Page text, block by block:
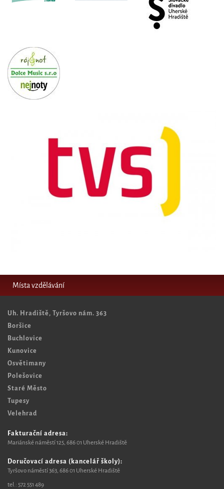
Místa vzdělávání
Uh. Hradiště, Tyršovo nám. 363
Boršice
Buchlovice
Kunovice
Osvětimany
Polešovice
Staré Město
Tupesy
Velehrad
Fakturační adresa:
Mariánské náměstí 125, 686 01 Uherské Hradiště
Doručovací adresa (kancelář školy):
Tyršovo náměstí 363, 686 01 Uherské Hradiště
tel.: 572 551 489​